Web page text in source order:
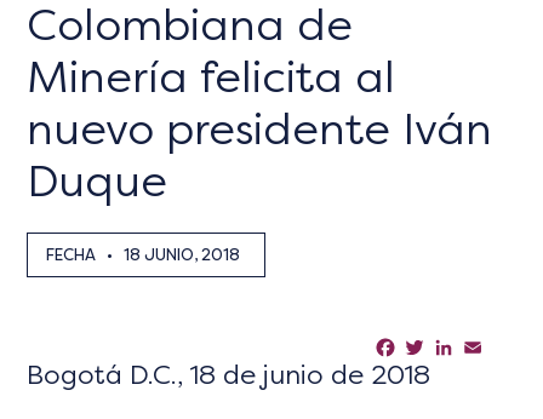
Colombiana de
Minería felicita al
nuevo presidente Iván
Duque
FECHA • 18 JUNIO, 2018
Facebook
TwitterLinkedIn
Bogotá D.C., 18 de junio de 2018